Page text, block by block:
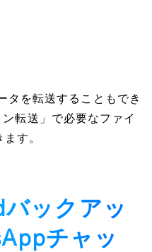
タを転送することもでき
転送」で必要なファイ
す。
ックアッ
チャッ